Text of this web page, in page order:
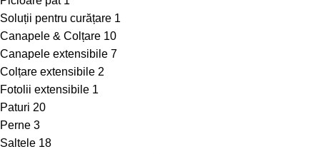
Soluții pentru curățare 1
Canapele & Colțare 10
Canapele extensibile 7
Colțare extensibile 2
Fotolii extensibile 1
Paturi 20
Perne 3
Saltele 18